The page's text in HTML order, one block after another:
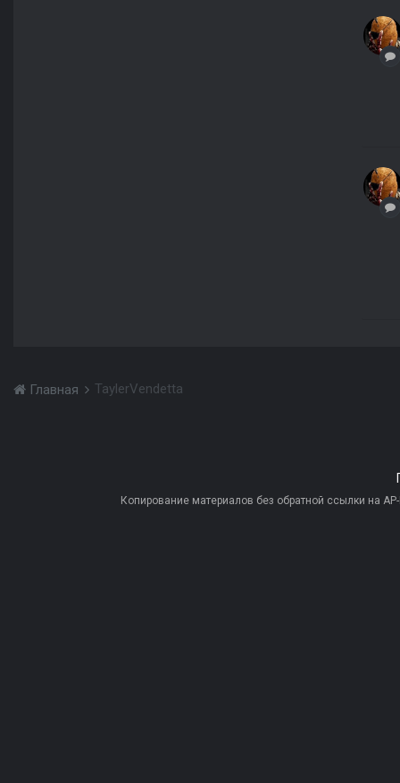
Главная TaylerVendetta
Копирование материалов без обратной ссылки на